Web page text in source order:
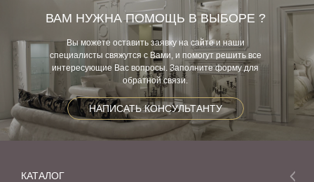
ВАМ НУЖНА ПОМОЩЬ В ВЫБОРЕ ?
Вы можете оставить заявку на сайте и наши
специалисты свяжутся с Вами, и помогут решить все
интересующие Вас вопросы. Заполните форму для
обратной связи.
НАПИСАТЬ КОНСУЛЬТАНТУ
КАТАЛОГ